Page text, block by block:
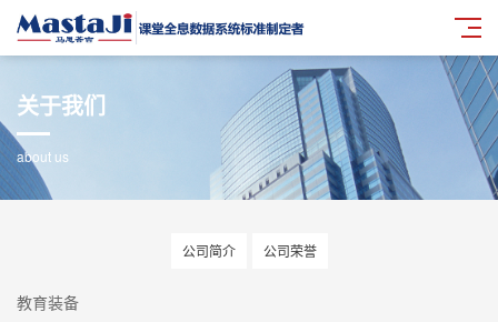
关于我们
about us
公司简介 公司荣誉
教育装备